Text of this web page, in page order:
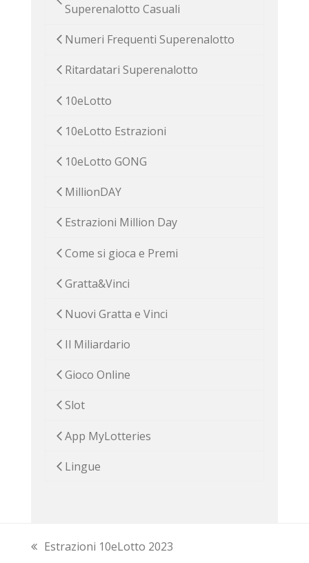
Superenalotto Casuali
Numeri Frequenti Superenalotto
Ritardatari Superenalotto
10eLotto
10eLotto Estrazioni
10eLotto GONG
MillionDAY
Estrazioni Million Day
Come si gioca e Premi
Gratta&Vinci
Nuovi Gratta e Vinci
Il Miliardario
Gioco Online
Slot
App MyLotteries
Lingue
previous
Estrazioni 10eLotto 2023